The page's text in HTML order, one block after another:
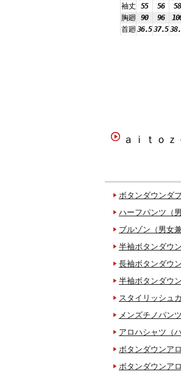
袖丈
55 56 58
胸廻
90 96
首廻 36.5 37.5
ａｉｔｏ
ボタンダウンダ
ハーフパンツ（
ブルゾン（男女
半袖ボタンダウ
長袖ボタンダウ
半袖ボタンダウ
スタイリッシュ
メンズチノパン
アロハシャツ（
ボタンダウンア
ボタンダウンア